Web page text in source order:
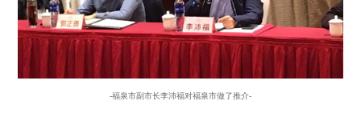
-福泉市副市长李沛福对福泉市做了推介-